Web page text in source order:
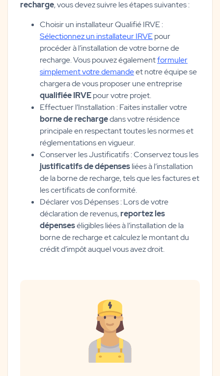
recharge, vous devez suivre les étapes suivantes :
Choisir un installateur Qualifié IRVE :
Sélectionnez un installateur IRVEpour
procéder à l’installation de votre borne de
recharge. Vous pouvez égalementformuler
simplement votre demandeet notre équipe se
chargera de vous proposer une entreprise
qualifiée IRVEpour votre projet.
Effectuer l’Installation : Faites installer votre
borne de rechargedans votre résidence
principale en respectant toutes les normes et
réglementations en vigueur.
Conserver les Justificatifs : Conservez tous les
justificatifs de dépensesliées à l’installation
de la borne de recharge, tels que les factures et
les certificats de conformité.
Déclarer vos Dépenses : Lors de votre
déclaration de revenus,reportez les
dépenseséligibles liées à l’installation de la
borne de recharge et calculez le montant du
crédit d’impôt auquel vous avez droit.